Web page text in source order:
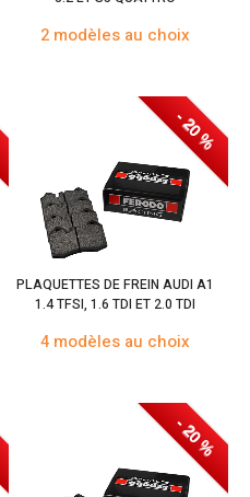
2 modèles au choix
- 20 %
PLAQUETTES DE FREIN AUDI A1
1.4 TFSI, 1.6 TDI ET 2.0 TDI
4 modèles au choix
- 20 %